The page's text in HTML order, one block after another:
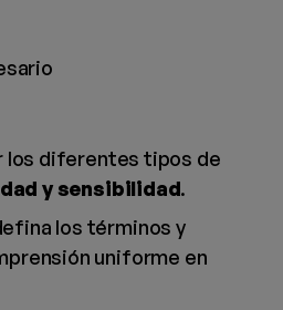
los diferentes tipos de
y sensibilidad.
los términos y
uniforme en